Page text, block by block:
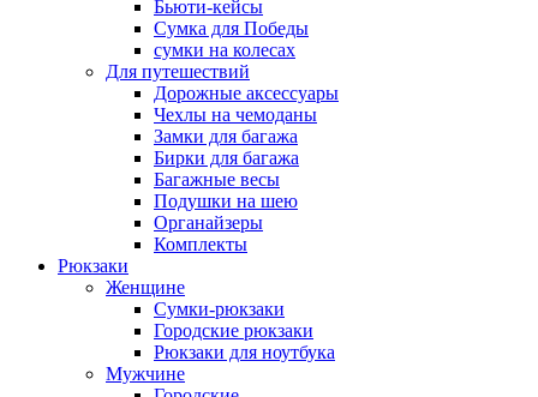
Бьюти-кейсы
Сумка для Победы
сумки на колесах
Для путешествий
Дорожные аксессуары
Чехлы на чемоданы
Замки для багажа
Бирки для багажа
Багажные весы
Подушки на шею
Органайзеры
Комплекты
Рюкзаки
Женщине
Сумки-рюкзаки
Городские рюкзаки
Рюкзаки для ноутбука
Мужчине